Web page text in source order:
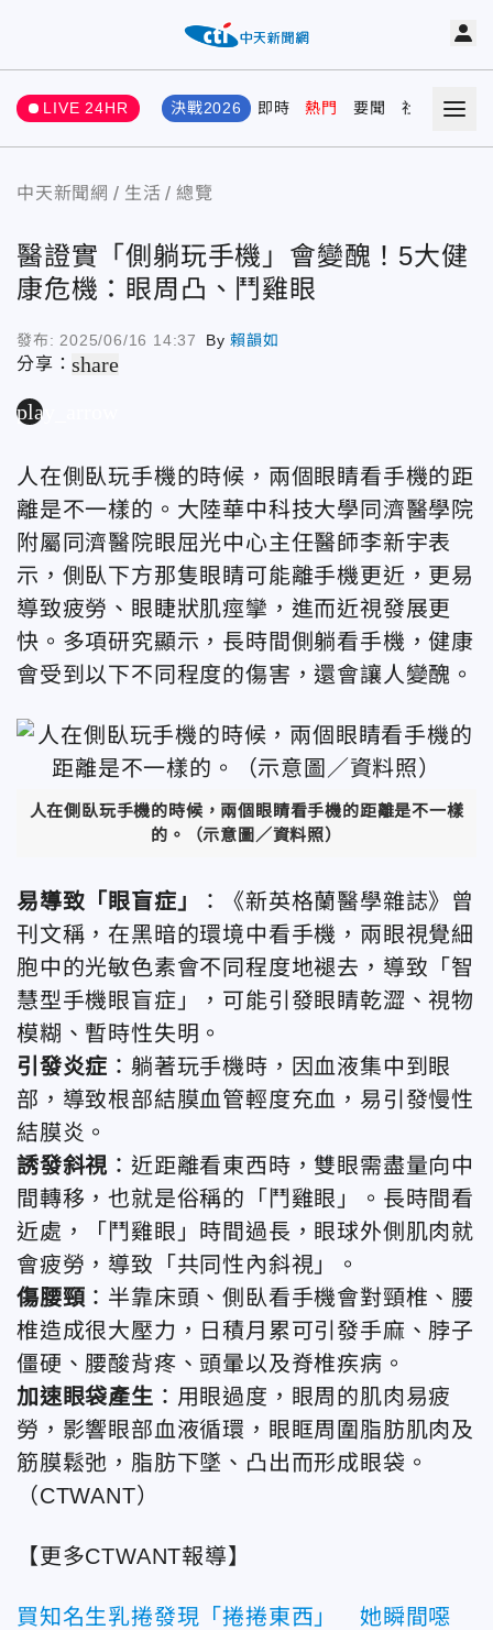
LIVE 24HR 決戰2026 即時 熱門 要聞 社會 娛樂
中天新聞網 生活 總覽
醫證實「側躺玩手機」會變醜！5大健
康危機：眼周凸、鬥雞眼
發布: 2025/06/16 14:37 By賴韻如
分享：share
play_arrow
人在側臥玩手機的時候，兩個眼睛看手機的距
離是不一樣的。大陸華中科技大學同濟醫學院
附屬同濟醫院眼屈光中心主任醫師李新宇表
示，側臥下方那隻眼睛可能離手機更近，更易
導致疲勞、眼睫狀肌痙攣，進而近視發展更
快。多項研究顯示，長時間側躺看手機，健康
會受到以下不同程度的傷害，還會讓人變醜。
人在側臥玩手機的時候，兩個眼睛看手機的距離是不一樣
的。（示意圖／資料照）
易導致「眼盲症」
：《新英格蘭醫學雜誌》曾
刊文稱，在黑暗的環境中看手機，兩眼視覺細
胞中的光敏色素會不同程度地褪去，導致「智
慧型手機眼盲症」，可能引發眼睛乾澀、視物
模糊、暫時性失明。
引發炎症 ：躺著玩手機時，因血液集中到眼
部，導致根部結膜血管輕度充血，易引發慢性
結膜炎。
誘發斜視 ：近距離看東西時，雙眼需盡量向中
間轉移，也就是俗稱的「鬥雞眼」。長時間看
近處，「鬥雞眼」時間過長，眼球外側肌肉就
會疲勞，導致「共同性內斜視」。
傷腰頸 ：半靠床頭、側臥看手機會對頸椎、腰
椎造成很大壓力，日積月累可引發手麻、脖子
僵硬、腰酸背疼、頭暈以及脊椎疾病。
加速眼袋產生 ：用眼過度，眼周的肌肉易疲
勞，影響眼部血液循環，眼眶周圍脂肪肌肉及
筋膜鬆弛，脂肪下墜、凸出而形成眼袋。
（CTWANT）
【更多CTWANT報導】
買知名生乳捲發現「捲捲東西」 她瞬間噁